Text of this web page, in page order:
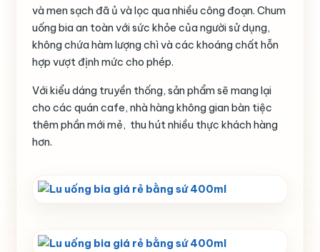
Màu sắc Nâu hạt dẻ Đặc tính
Kiểu dáng Quy chuẩn kỹ
và men sạch đã ủ và lọc qua nhiều công đoạn. Chum
uống bia an toàn với sức khỏe của người sử dụng,
không chứa hàm lượng chì và các khoáng chất hỗn
hợp vượt định mức cho phép.
Với kiểu dáng truyền thống, sản phẩm sẽ mang lại
cho các quán cafe, nhà hàng không gian bàn tiệc
thêm phần mới mẻ, thu hút nhiều thực khách hàng
hơn.